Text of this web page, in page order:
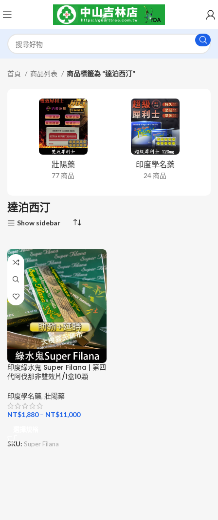
首頁 商品列表 商品標籤為 “達泊西汀”
壯陽藥
77 商品
印度學名藥
24 商品
達泊西汀
Show sidebar
印度綠水鬼 Super Filana | 第四
代阿伐那非雙效片/1盒10顆
印度學名藥, 壯陽藥
NT$1,880– NT$11,000
SKU: Super Filana